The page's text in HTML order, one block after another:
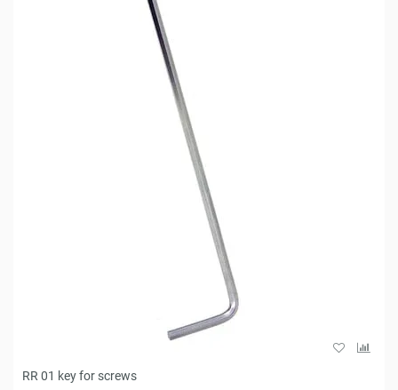
RR 01 key for screws